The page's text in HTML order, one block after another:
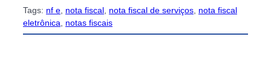
Tags: nf e nota fiscal nota fiscal de serviços nota fiscal
eletrônica
notas fiscais